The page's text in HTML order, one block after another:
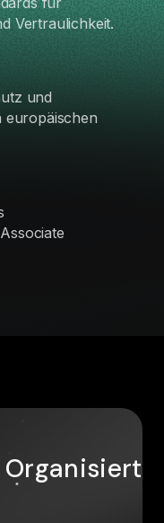
Vertraulichkeit.
und
europäischen
Organisiert